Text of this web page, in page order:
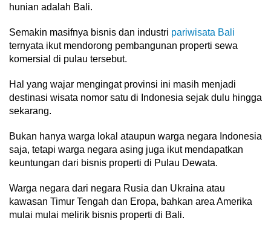
hunian adalah Bali.
Semakin masifnya bisnis dan industri pariwisata Bali
ternyata ikut mendorong pembangunan properti sewa
komersial di pulau tersebut.
Hal yang wajar mengingat provinsi ini masih menjadi
destinasi wisata nomor satu di Indonesia sejak dulu hingga
sekarang.
Bukan hanya warga lokal ataupun warga negara Indonesia
saja, tetapi warga negara asing juga ikut mendapatkan
keuntungan dari bisnis properti di Pulau Dewata.
Warga negara dari negara Rusia dan Ukraina atau
kawasan Timur Tengah dan Eropa, bahkan area Amerika
mulai mulai melirik bisnis properti di Bali.